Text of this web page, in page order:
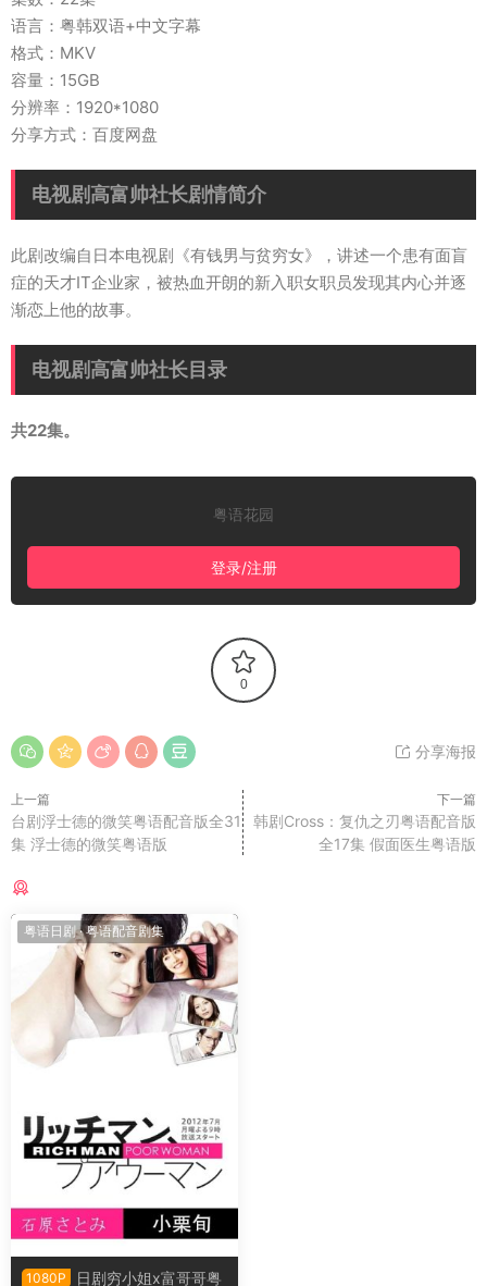
语言：粤韩双语+中文字幕
格式：MKV
容量：15GB
分辨率：1920*1080
分享方式：百度网盘
电视剧高富帅社长剧情简介
此剧改编自日本电视剧《有钱男与贫穷女》，讲述一个患有面盲
症的天才IT企业家，被热血开朗的新入职女职员发现其内心并逐
渐恋上他的故事。
电视剧高富帅社长目录
共22集。
粤语花园
登录/注册
0
分享海报
上一篇
台剧浮士德的微笑粤语配音版全31
集 浮士德的微笑粤语版
下一篇
韩剧Cross：复仇之刃粤语配音版
全17集 假面医生粤语版
粤语日剧·粤语配音剧集
1080P 日剧穷小姐x富哥哥粤